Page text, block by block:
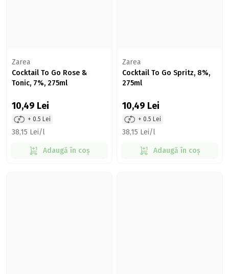
Zarea
Cocktail To Go Rose &
Tonic, 7%, 275ml
10,49 Lei
+ 0.5 Lei
38,15 Lei/l
Adaugă în coș
Zarea
Cocktail To Go Spritz, 8%,
275ml
10,49 Lei
+ 0.5 Lei
38,15 Lei/l
Adaugă în coș